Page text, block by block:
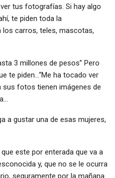
tus fotografías. Si hay algo
te piden toda la
carros, teles, mascotas,
3 millones de pesos” Pero
te piden…“Me ha tocado ver
sus fotos tienen imágenes de
a gustar una de esas mujeres,
que este por enterada que va a
y, que no se le ocurra
seguramente por la mañana